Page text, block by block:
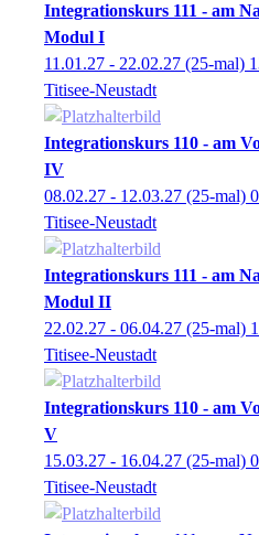
Integrationskurs 111 - am
Modul I
11.01.27 - 22.02.27 (25-mal)
Titisee-Neustadt
Integrationskurs 110 - am
IV
08.02.27 - 12.03.27 (25-mal)
Titisee-Neustadt
Integrationskurs 111 - am
Modul II
22.02.27 - 06.04.27 (25-mal)
Titisee-Neustadt
Integrationskurs 110 - am
V
15.03.27 - 16.04.27 (25-mal)
Titisee-Neustadt